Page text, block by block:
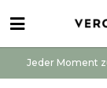
Jeder Moment